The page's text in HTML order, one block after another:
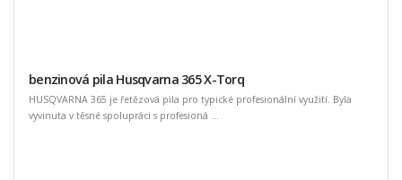
benzinová pila Husqvarna 365 X-Torq
HUSQVARNA 365 je řetězová pila pro typické profesionální využití. Byla
vyvinuta v těsné spolupráci s profesioná ...